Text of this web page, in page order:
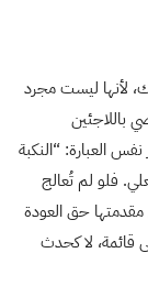
لأنها ليست مجرد
باللاجئين
العبارة: “النكبة
فلو لم تُعالج
مقدمتها حق العودة
قائمة، لا كحدث